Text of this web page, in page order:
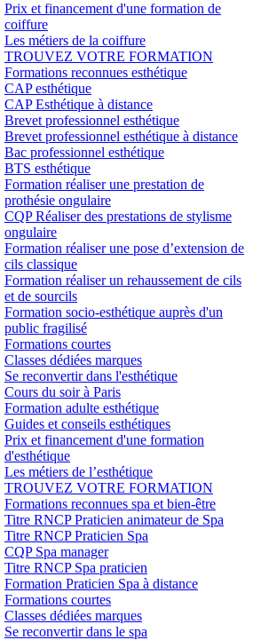
Prix et financement d'une formation de
coiffure
Les métiers de la coiffure
TROUVEZ VOTRE FORMATION
Formations reconnues esthétique
CAP esthétique
CAP Esthétique à distance
Brevet professionnel esthétique
Brevet professionnel esthétique à distance
Bac professionnel esthétique
BTS esthétique
Formation réaliser une prestation de
prothésie ongulaire
CQP Réaliser des prestations de stylisme
ongulaire
Formation réaliser une pose d’extension de
cils classique
Formation réaliser un rehaussement de cils
et de sourcils
Formation socio-esthétique auprès d'un
public fragilisé
Formations courtes
Classes dédiées marques
Se reconvertir dans l'esthétique
Cours du soir à Paris
Formation adulte esthétique
Guides et conseils esthétiques
Prix et financement d'une formation
d'esthétique
Les métiers de l’esthétique
TROUVEZ VOTRE FORMATION
Formations reconnues spa et bien-être
Titre RNCP Praticien animateur de Spa
Titre RNCP Praticien Spa
CQP Spa manager
Titre RNCP Spa praticien
Formation Praticien Spa à distance
Formations courtes
Classes dédiées marques
Se reconvertir dans le spa